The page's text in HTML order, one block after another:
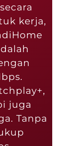
kerja,
juga
Tanpa